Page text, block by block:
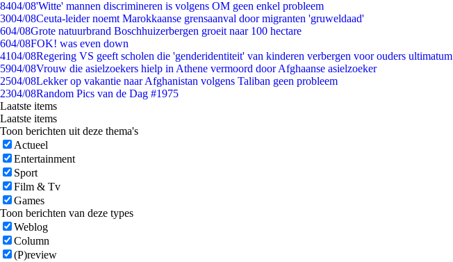
8404/08'Witte' mannen discrimineren is volgens OM geen enkel probleem
3004/08Ceuta-leider noemt Marokkaanse grensaanval door migranten 'gruweldaad'
604/08Grote natuurbrand Boschhuizerbergen groeit naar 100 hectare
604/08FOK! was even down
4104/08Regering VS geeft scholen die 'genderidentiteit' van kinderen verbergen voor ouders ultimatum
5904/08Vrouw die asielzoekers hielp in Athene vermoord door Afghaanse asielzoeker
2504/08Lekker op vakantie naar Afghanistan volgens Taliban geen probleem
2304/08Random Pics van de Dag #1975
Laatste items
Laatste items
Toon berichten uit deze thema's
Actueel
Entertainment
Sport
Film & Tv
Games
Toon berichten van deze types
Weblog
Column
(P)review